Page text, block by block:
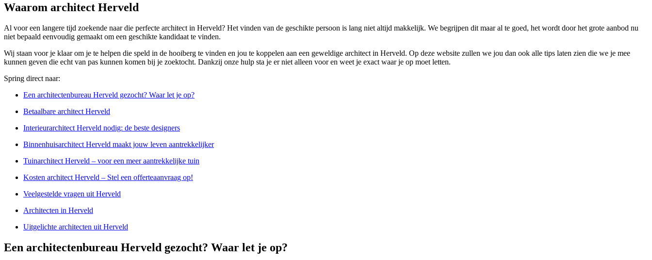
Waarom architect Herveld
Al voor een langere tijd zoekende naar die perfecte architect in Herveld? Het vinden van de geschikte persoon is lang niet altijd makkelijk. We begrijpen dit maar al te goed, het wordt door het grote aanbod nu
niet bepaald eenvoudig gemaakt om een geschikte kandidaat te vinden.
Wij staan voor je klaar om je te helpen die speld in de hooiberg te vinden en jou te koppelen aan een geweldige architect in Herveld. Op deze website zullen we jou dan ook alle tips laten zien die we je mee
kunnen geven die echt van pas kunnen komen bij je zoektocht. Dankzij onze hulp sta je er niet alleen voor en weet je exact waar je op moet letten.
Spring direct naar:
Een architectenbureau Herveld gezocht? Waar let je op?
Betaalbare architect Herveld
Interieurarchitect Herveld nodig: de beste designers
Binnenhuisarchitect Herveld maakt jouw leven aantrekkelijker
Tuinarchitect Herveld – voor een meer aantrekkelijke tuin
Kosten architect Herveld – Stel een offerteaanvraag op!
Veelgestelde vragen uit Herveld
Architecten in Herveld
Uitgelichte architecten uit Herveld
Een architectenbureau Herveld gezocht? Waar let je op?